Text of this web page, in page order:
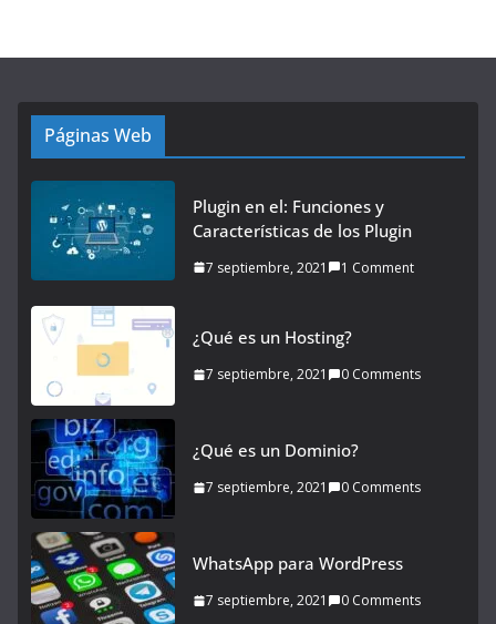
Páginas Web
Plugin en el: Funciones y
Características de los Plugin
7 septiembre, 2021 1 Comment
¿Qué es un Hosting?
7 septiembre, 2021 0 Comments
¿Qué es un Dominio?
7 septiembre, 2021 0 Comments
WhatsApp para WordPress
7 septiembre, 2021 0 Comments